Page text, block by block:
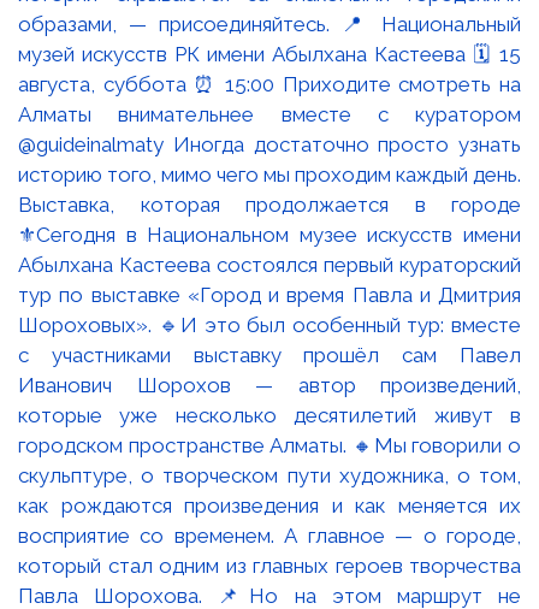
Выставка, которая продолжается в городе
⚜️Сегодня в Национальном музее искусств имени
Абылхана Кастеева состоялся первый кураторский
тур по выставке «Город и время Павла и Дмитрия
Шороховых». 🔹И это был особенный тур: вместе
с участниками выставку прошёл сам Павел
Иванович Шорохов — автор произведений,
которые уже несколько десятилетий живут в
городском пространстве Алматы. 🔸Мы говорили о
скульптуре, о творческом пути художника, о том,
как рождаются произведения и как меняется их
восприятие со временем. А главное — о городе,
который стал одним из главных героев творчества
Павла Шорохова. 📌Но на этом маршрут не